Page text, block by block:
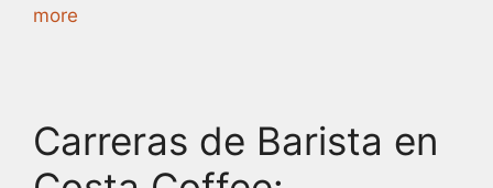
more
Carreras de Barista en